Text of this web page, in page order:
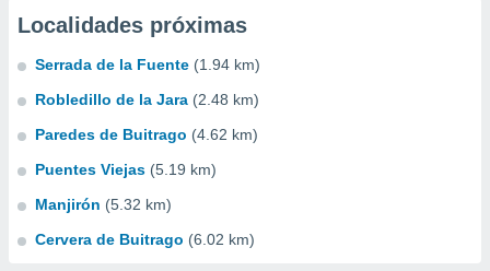
Localidades próximas
Serrada de la Fuente (1.94 km)
Robledillo de la Jara (2.48 km)
Paredes de Buitrago (4.62 km)
Puentes Viejas (5.19 km)
Manjirón (5.32 km)
Cervera de Buitrago (6.02 km)